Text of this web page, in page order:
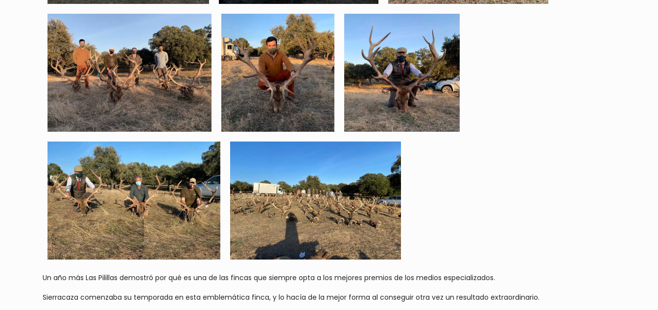
Un año más Las Pilillas demostró por qué es una de las fincas que siempre opta a los mejores premios de los medios especializados.
Sierracaza comenzaba su temporada en esta emblemática finca, y lo hacía de la mejor forma al conseguir otra vez un resultado extraordinario.